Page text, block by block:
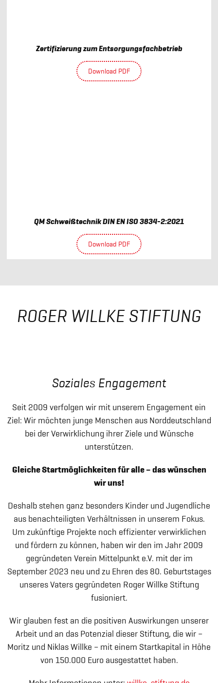
Zertifizierung zum Entsorgungsfachbetrieb
Download PDF
QM Schweißtechnik DIN EN ISO 3834-2:2021
Download PDF
ROGER WILLKE STIFTUNG
Soziales Engagement
Seit 2009 verfolgen wir mit unserem Engagement ein
Ziel: Wir möchten junge Menschen aus Norddeutschland
bei der Verwirklichung ihrer Ziele und Wünsche
unterstützen.
Gleiche Startmöglichkeiten für alle – das wünschen
wir uns!
Deshalb stehen ganz besonders Kinder und Jugendliche
aus benachteiligten Verhältnissen in unserem Fokus.
Um zukünftige Projekte noch effizienter verwirklichen
und fördern zu können, haben wir den im Jahr 2009
gegründeten Verein Mittelpunkt e.V. mit der im
September 2023 neu und zu Ehren des 80. Geburtstages
unseres Vaters gegründeten Roger Willke Stiftung
fusioniert.
Wir glauben fest an die positiven Auswirkungen unserer
Arbeit und an das Potenzial dieser Stiftung, die wir –
Moritz und Niklas Willke – mit einem Startkapital in Höhe
von 150.000 Euro ausgestattet haben.